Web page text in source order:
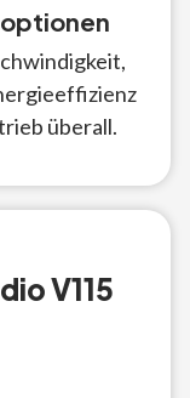
überall.
V115